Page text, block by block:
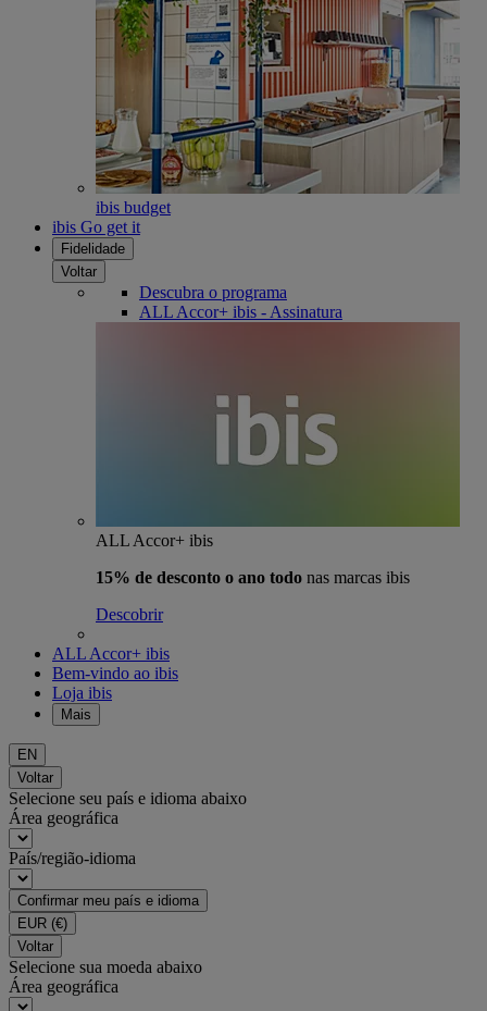
ibis budget
ibis Go get it
Fidelidade
Voltar
Descubra o programa
ALL Accor+ ibis - Assinatura
ALL Accor+ ibis
15% de desconto o ano todo nas marcas ibis
Descobrir
ALL Accor+ ibis
Bem-vindo ao ibis
Loja ibis
Mais
EN
Voltar
Selecione seu país e idioma abaixo
Área geográfica
País/região-idioma
Confirmar meu país e idioma
EUR (€)
Voltar
Selecione sua moeda abaixo
Área geográfica